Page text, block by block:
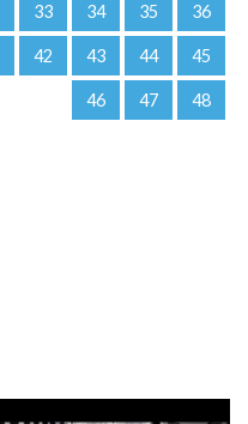
33 34 35 36
42 43 44 45
46 47 48